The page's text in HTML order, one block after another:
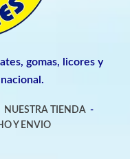
gomas, licores y
NUESTRA TIENDA -
Y ENVIO